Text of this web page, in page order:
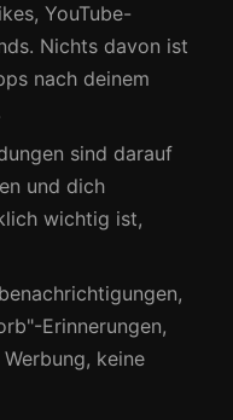
YouTube-
Nichts davon ist
nach deinem
sind darauf
und dich
wichtig ist,
Erinnerungen,
keine